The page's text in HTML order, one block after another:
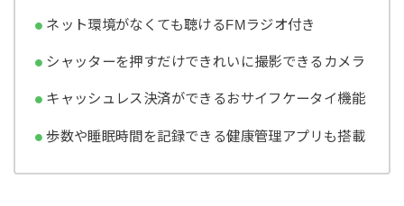
ネット環境がなくても聴けるFMラジオ付き
シャッターを押すだけできれいに撮影できるカメラ
キャッシュレス決済ができるおサイフケータイ機能
歩数や睡眠時間を記録できる健康管理アプリも搭載